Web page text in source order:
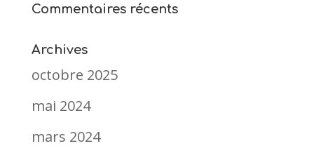
Commentaires récents
Archives
octobre 2025
mai 2024
mars 2024